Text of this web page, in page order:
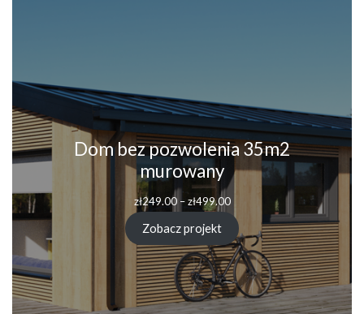
Dom bez pozwolenia 35m2
murowany
zł249.00 – zł499.00
Zobacz projekt